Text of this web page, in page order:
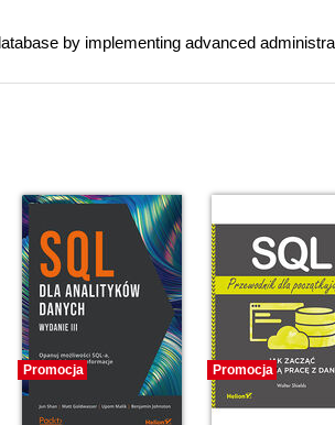
by implementing advanced
Promocja Promocja